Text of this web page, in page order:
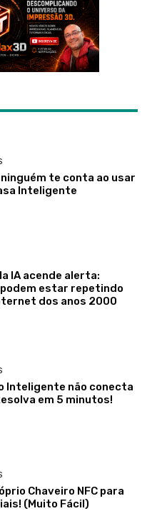
ninguém te conta ao usar
Inteligente
IA acende alerta:
estar repetindo
dos anos 2000
Inteligente não conecta
em 5 minutos!
Chaveiro NFC para
(Muito Fácil)